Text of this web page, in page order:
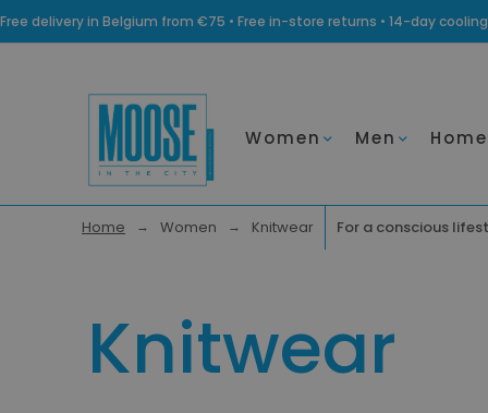
Free delivery in Belgium from €75 • Free in-store returns • 14-day
Women Men
Home Women Knitwear For a conscious
Knitwear